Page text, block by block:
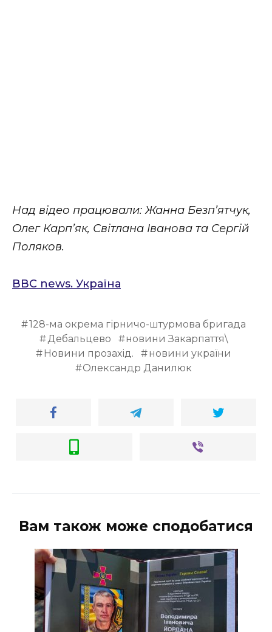
Над відео працювали: Жанна Безп’ятчук,
Олег Карп’як, Світлана Іванова та Сергій
Поляков.
ВВС news. Україна
128-ма окрема гірничо-штурмова бригада
Дебальцево
новини Закарпаття\
Новини прозахід.
новини україни
Олександр Данилюк
Вам також може сподобатися